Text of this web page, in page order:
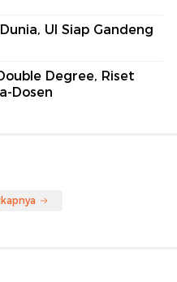
UI Siap Gandeng
Degree, Riset
Dosen